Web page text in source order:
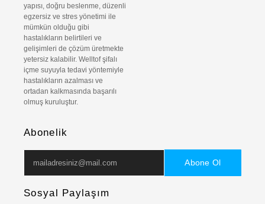
yapısı, doğru beslenme, düzenli
egzersiz ve stres yönetimi ile
mümkün olduğu gibi
hastalıkların belirtileri ve
gelişimleri de çözüm üretmekte
yetersiz kalabilir. Welltof şifalı
içme suyuyla tedavi yöntemiyle
hastalıkların azalması ve
ortadan kalkmasında başarılı
olmuş kuruluştur.
Abonelik
Abone Ol
Sosyal Paylaşım